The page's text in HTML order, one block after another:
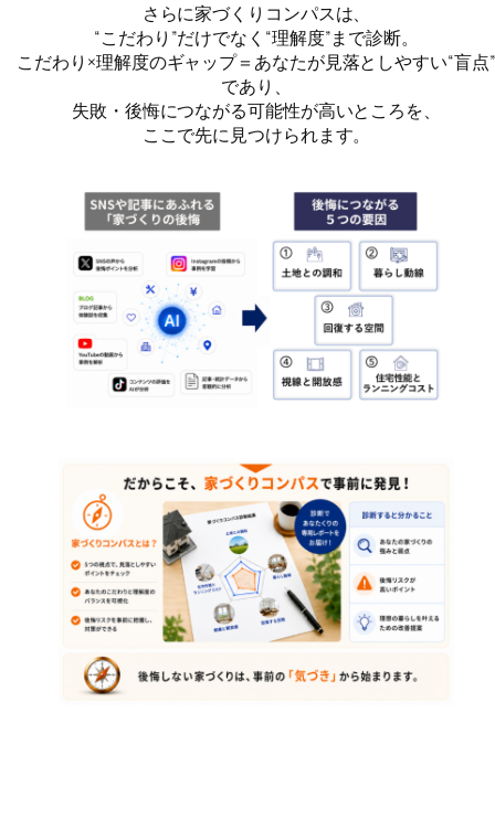
さらに家づくりコンパスは、
“こだわり”だけでなく“理解度”まで診断。
こだわり×理解度のギャップ＝あなたが見落としやすい“盲点”
であり、
失敗・後悔につながる可能性が高いところを、
ここで先に見つけられます。